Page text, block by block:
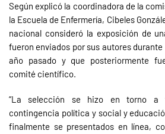
Según explicó la coordinadora de la
la Escuela de Enfermería, Cibeles
nacional consideró la exposición de
fueron enviados por sus autores
año pasado y que posteriormente
comité científico.
“La selección se hizo en torno a
contingencia política y social y
finalmente se presentados en línea,